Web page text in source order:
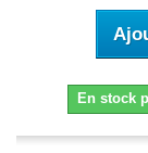
En stock